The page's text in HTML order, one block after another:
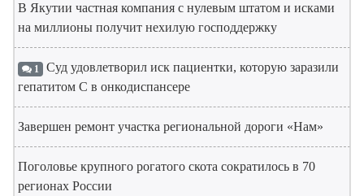
В Якутии частная компания с нулевым штатом и исками
на миллионы получит нехилую господдержку
1 Суд удовлетворил иск пациентки, которую заразили
гепатитом С в онкодиспансере
Завершен ремонт участка региональной дороги «Нам»
Поголовье крупного рогатого скота сократилось в 70
регионах России